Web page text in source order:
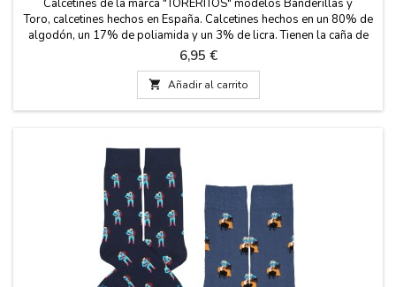
Calcetines de la marca "TORERITOS" modelos Banderillas y
Toro, calcetines hechos en España. Calcetines hechos en un 80% de
algodón, un 17% de poliamida y un 3% de licra. Tienen la caña de
23 cm. Dos tallas: Pequeña EUR de 35- 40 y Grande de 41- 45
Precio
6,95 €
 Añadir al carrito